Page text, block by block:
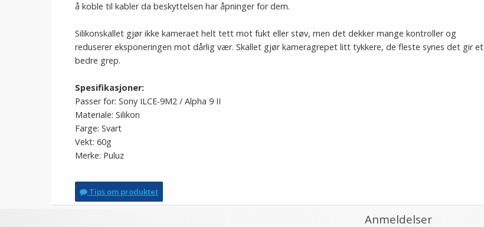
å koble til kabler da beskyttelsen har åpninger for dem.
Silikonskallet gjør ikke kameraet helt tett mot fukt eller støv, men det dekker mange kontroller og
reduserer eksponeringen mot dårlig vær. Skallet gjør kameragrepet litt tykkere, de fleste synes det gir et
bedre grep.
Spesifikasjoner:
Passer for: Sony ILCE-9M2 / Alpha 9 II
Materiale: Silikon
Farge: Svart
Vekt: 60g
Merke: Puluz
Tips om produktet
Anmeldelser